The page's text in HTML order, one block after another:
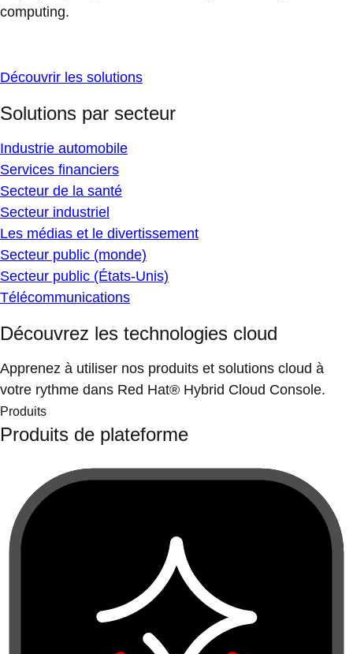
computing.
Découvrir les solutions
Solutions par secteur
Industrie automobile
Services financiers
Secteur de la santé
Secteur industriel
Les médias et le divertissement
Secteur public (monde)
Secteur public (États-Unis)
Télécommunications
Découvrez les technologies cloud
Apprenez à utiliser nos produits et solutions cloud à
votre rythme dans Red Hat® Hybrid Cloud Console.
Produits
Produits de plateforme